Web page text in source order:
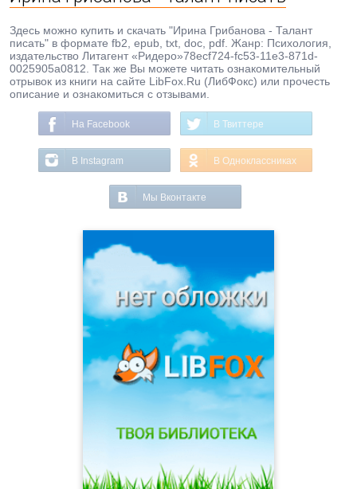
Здесь можно купить и скачать "Ирина Грибанова - Талант
писать" в формате fb2, epub, txt, doc, pdf. Жанр: Психология,
издательство Литагент «Ридеро»78ecf724-fc53-11e3-871d-
0025905a0812. Так же Вы можете читать ознакомительный
отрывок из книги на сайте LibFox.Ru (ЛибФокс) или прочесть
описание и ознакомиться с отзывами.
На Facebook В Твиттере
В Instagram В Одноклассниках
Мы Вконтакте